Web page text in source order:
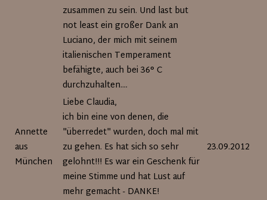
zusammen zu sein. Und last but
not least ein großer Dank an
Luciano, der mich mit seinem
italienischen Temperament
befähigte, auch bei 36° C
durchzuhalten....
Annette
aus
München
Liebe Claudia,
ich bin eine von denen, die
"überredet" wurden, doch mal mit
zu gehen. Es hat sich so sehr
gelohnt!!! Es war ein Geschenk für
meine Stimme und hat Lust auf
mehr gemacht - DANKE!
23.09.2012